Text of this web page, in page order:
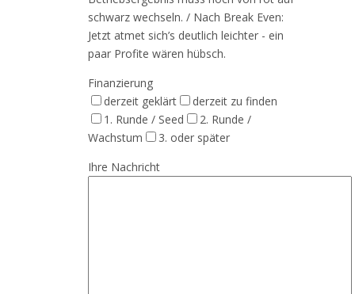
schwarz wechseln. / Nach Break Even:
Jetzt atmet sich’s deutlich leichter - ein
paar Profite wären hübsch.
Finanzierung
derzeit geklärt
derzeit zu finden
1. Runde / Seed
2. Runde /
Wachstum
3. oder später
Ihre Nachricht